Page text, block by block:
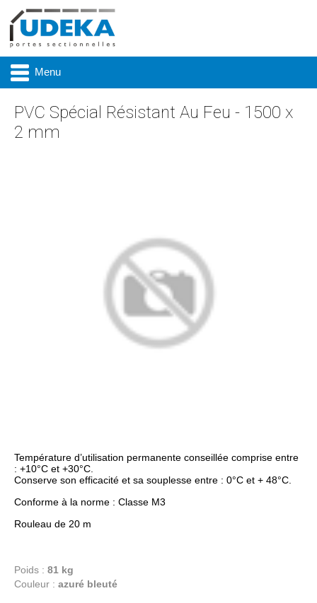
Menu
Actualité
PVC Spécial Résistant Au Feu - 1500 x
2 mm
Température d’utilisation permanente conseillée comprise entre
: +10°C et +30°C.
Conserve son efficacité et sa souplesse entre : 0°C et + 48°C.
Conforme à la norme : Classe M3
Rouleau de 20 m
Poids : 81 kg
Couleur : azuré bleuté